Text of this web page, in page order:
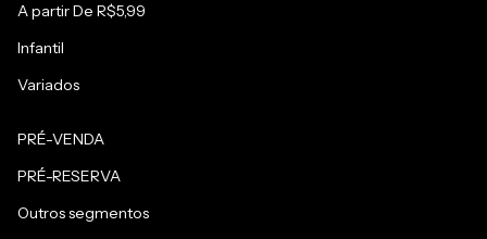
A partir De R$5,99
Infantil
Variados
PRÉ-VENDA
PRÉ-RESERVA
Outros segmentos